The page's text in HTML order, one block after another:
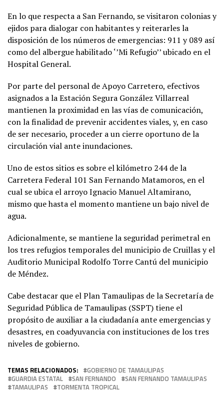
En lo que respecta a San Fernando, se visitaron colonias y
ejidos para dialogar con habitantes y reiterarles la
disposición de los números de emergencias: 911 y 089 así
como del albergue habilitado ‘’Mi Refugio’’ ubicado en el
Hospital General.
Por parte del personal de Apoyo Carretero, efectivos
asignados a la Estación Segura González Villarreal
mantienen la proximidad en las vías de comunicación,
con la finalidad de prevenir accidentes viales, y, en caso
de ser necesario, proceder a un cierre oportuno de la
circulación vial ante inundaciones.
Uno de estos sitios es sobre el kilómetro 244 de la
Carretera Federal 101 San Fernando Matamoros, en el
cual se ubica el arroyo Ignacio Manuel Altamirano,
mismo que hasta el momento mantiene un bajo nivel de
agua.
Adicionalmente, se mantiene la seguridad perimetral en
los tres refugios temporales del municipio de Cruillas y el
Auditorio Municipal Rodolfo Torre Cantú del municipio
de Méndez.
Cabe destacar que el Plan Tamaulipas de la Secretaría de
Seguridad Pública de Tamaulipas (SSPT) tiene el
propósito de auxiliar a la ciudadanía ante emergencias y
desastres, en coadyuvancia con instituciones de los tres
niveles de gobierno.
TEMAS RELACIONADOS:
GOBIERNO DE TAMAULIPAS
GUARDIA ESTATAL
SAN FERNANDO
SAN FERNANDO TAMAULIPAS
TAMAULIPAS
TORMENTA TROPICAL